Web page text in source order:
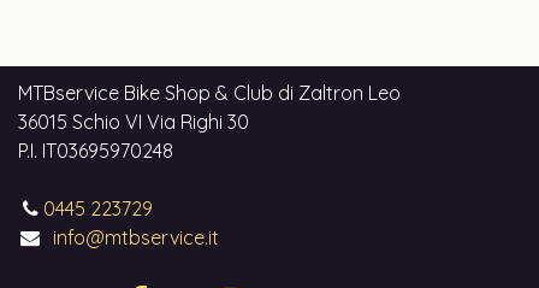
MTBservice Bike Shop & Club di Zaltron Leo
36015 Schio VI Via Righi 30
P.I. IT03695970248
0445 223729
info@mtbservice.it